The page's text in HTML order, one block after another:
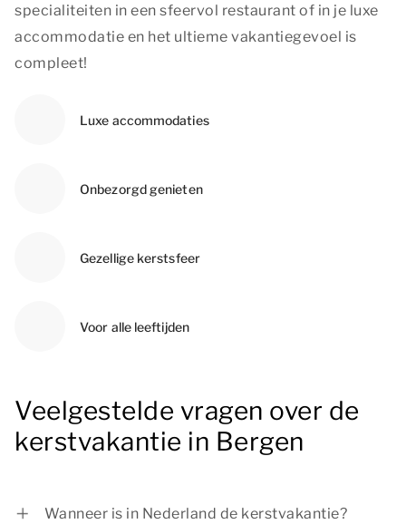
specialiteiten in een sfeervol restaurant of in je luxe
accommodatie en het ultieme vakantiegevoel is
compleet!
Luxe accommodaties
Onbezorgd genieten
Gezellige kerstsfeer
Voor alle leeftijden
Veelgestelde vragen over de
kerstvakantie in Bergen
Wanneer is in Nederland de kerstvakantie?